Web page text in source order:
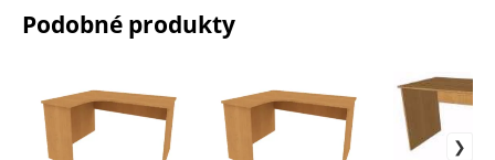
Podobné produkty